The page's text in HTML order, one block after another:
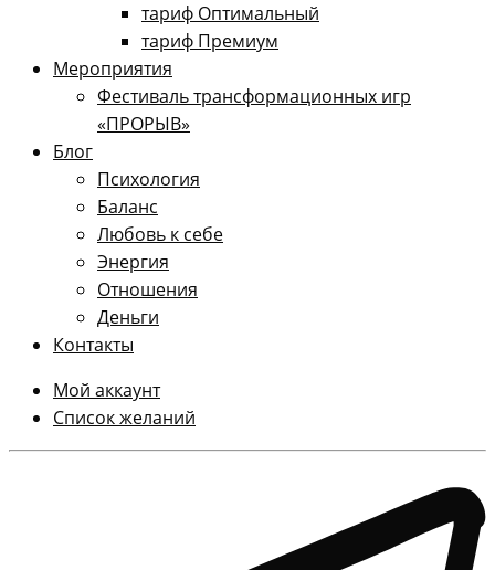
тариф Оптимальный
тариф Премиум
Мероприятия
Фестиваль трансформационных игр
«ПРОРЫВ»
Блог
Психология
Баланс
Любовь к себе
Энергия
Отношения
Деньги
Контакты
Мой аккаунт
Список желаний